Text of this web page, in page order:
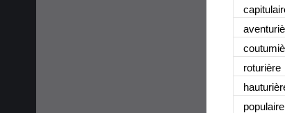
roturière
populaire